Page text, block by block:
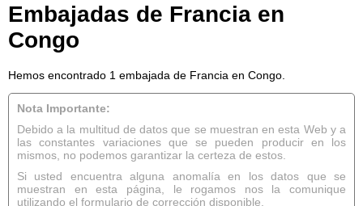
Embajadas de Francia en
Congo
Hemos encontrado 1 embajada de Francia en Congo.
Nota Importante:
Debido a la multitud de datos que se muestran en esta Web y a
las constantes variaciones que se pueden producir en los
mismos, no podemos garantizar la certeza de estos.
Si usted encuentra alguna anomalía en los datos que se
muestran en esta página, le rogamos nos la comunique
utilizando el formulario de corrección disponible.